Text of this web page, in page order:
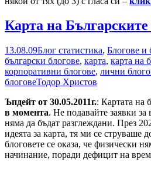
Карта на Българските
13.08.09Блог статистика, Блогове и
български блогове, карта, карта на
корпоративни блогове, лични
блоговеТодор Христов
Ъпдейт от 30.05.2011г.: Картата на
в момента. Не подавайте заявки
няма да бъдат разглеждани. През
идеята за карта, тя ми се струваше
блоговете се оказа, че физически
начинание, поради дефицит на